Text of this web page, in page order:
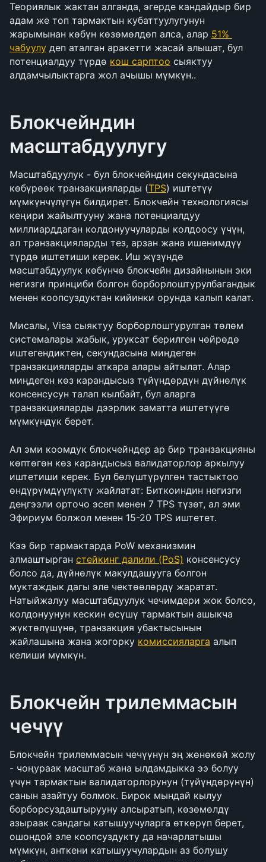
Теориялык жактан алганда, эгерде кандайдыр бир
адам же топ тармактын кубаттуулугунун
жарымынан көбүн көзөмөлдөп алса, алар 51%
чабуулу деп аталган аракетти жасай алышат, бул
потенциалдуу түрдө кош сарптоо сыяктуу
алдамчылыктарга жол ачышы мүмкүн..
Блокчейндин
масштабдуулугу
Масштабдуулук - бул блокчейндин секундасына
көбүрөөк транзакцияларды (TPS) иштетүү
мүмкүнчүлүгүн билдирет. Блокчейн технологиясы
кеңири жайылтууну жана потенциалдуу
миллиарддаган колдонуучуларды колдоосу үчүн,
ал транзакцияларды тез, арзан жана ишенимдүү
түрдө иштетиши керек. Иш жүзүндө
масштабдуулук көбүнчө блокчейн дизайнынын эки
негизги принциби болгон борборлоштурулбагандык
менен коопсуздуктан кийинки орунда калып калат.
Мисалы, Visa сыяктуу борборлоштурулган төлөм
системалары жабык, уруксат берилген чөйрөдө
иштегендиктен, секундасына миңдеген
транзакцияларды аткара алары айтылат. Алар
миңдеген көз карандысыз түйүндөрдүн дүйнөлүк
консенсусун талап кылбайт, бул аларга
транзакцияларды дээрлик заматта иштетүүгө
мүмкүндүк берет.
Ал эми коомдук блокчейндер ар бир транзакцияны
көптөгөн көз карандысыз валидаторлор аркылуу
иштетиши керек. Бул бөлүштүрүлгөн тастыктоо
өндүрүмдүүлүктү жайлатат: Биткоиндин негизги
деңгээли орточо эсеп менен 7 TPS түзөт, ал эми
Эфириум болжол менен 15-20 TPS иштетет.
Кээ бир тармактарда PoW механизмин
алмаштырган стейкинг далили (PoS) консенсусу
болсо да, дүйнөлүк макулдашууга болгон
муктаждык дагы эле чектөөлөрдү жаратат.
Натыйжалуу масштабдуулук чечимдери жок болсо,
колдонуунун кескин өсүшү тармактын ашыкча
жүктөлүшүнө, транзакция убактысынын
жайлашына жана жогорку комиссияларга алып
келиши мүмкүн.
Блокчейн трилеммасын
чечүү
Блокчейн трилеммасын чечүүнүн эң жөнөкөй жолу
- чоңураак масштаб жана ылдамдыкка ээ болуу
үчүн тармактын валидаторлорунун (түйүндөрүнүн)
санын азайтуу болмок. Бирок мындай кылуу
борборсуздаштырууну алсыратып, көзөмөлдү
азыраак сандагы катышуучуларга өткөрүп берет,
ошондой эле коопсуздукту да начарлатышы
мүмкүн, анткени катышуучулардын аз болушу